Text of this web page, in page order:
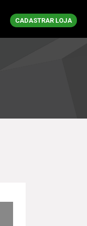
CADASTRAR LOJA